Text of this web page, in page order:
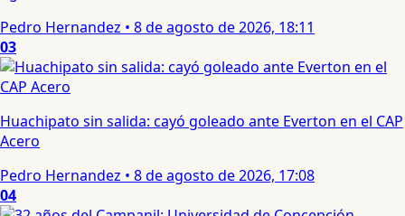
Pedro Hernandez • 8 de agosto de 2026, 18:11
03
Huachipato sin salida: cayó goleado ante Everton en el CAP
Acero
Pedro Hernandez • 8 de agosto de 2026, 17:08
04